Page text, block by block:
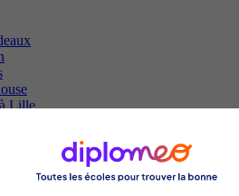
Lille
à Lyon